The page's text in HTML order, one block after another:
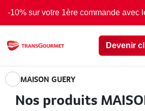
-10% sur votre 1ère commande avec
Devenir
MAISON GUERY
Nos produits